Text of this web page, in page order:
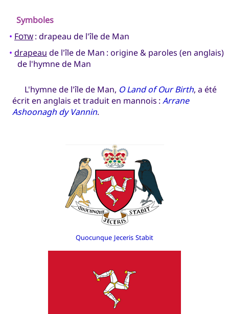
Symboles
• Fotw: drapeau de l'île de Man
• drapeau de l'île de Man : origine & paroles (en anglais)
de l'hymne de Man
L'hymne de l'île de Man, O Land of Our Birth, a été
écrit en anglais et traduit en mannois : Arrane
Ashoonagh dy Vannin.
Quocunque Jeceris Stabit